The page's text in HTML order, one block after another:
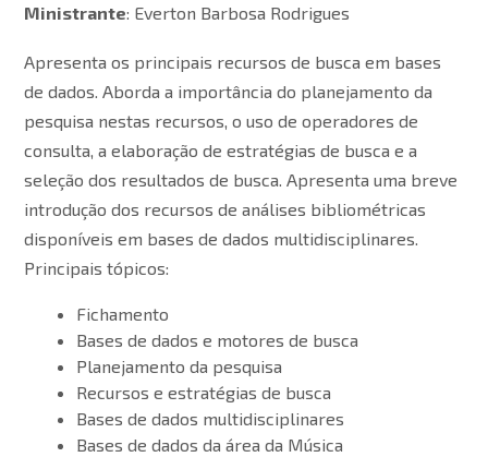
Ministrante: Everton Barbosa Rodrigues
Apresenta os principais recursos de busca em bases
de dados. Aborda a importância do planejamento da
pesquisa nestas recursos, o uso de operadores de
consulta, a elaboração de estratégias de busca e a
seleção dos resultados de busca. Apresenta uma breve
introdução dos recursos de análises bibliométricas
disponíveis em bases de dados multidisciplinares.
Principais tópicos:
Fichamento
Bases de dados e motores de busca
Planejamento da pesquisa
Recursos e estratégias de busca
Bases de dados multidisciplinares
Bases de dados da área da Música